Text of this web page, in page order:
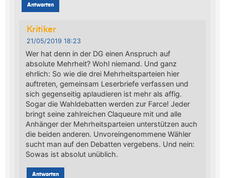
Antworten
Kritiker
21/05/2019 18:23
Wer hat denn in der DG einen Anspruch auf
absolute Mehrheit? Wohl niemand. Und ganz
ehrlich: So wie die drei Mehrheitsparteien hier
auftreten, gemeinsam Leserbriefe verfassen und
sich gegenseitig aplaudieren ist mehr als affig.
Sogar die Wahldebatten werden zur Farce! Jeder
bringt seine zahlreichen Claqueure mit und alle
Anhänger der Mehrheitsparteien unterstützen auch
die beiden anderen. Unvoreingenommene Wähler
sucht man auf den Debatten vergebens. Und nein:
Sowas ist absolut unüblich.
Antworten